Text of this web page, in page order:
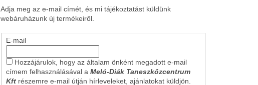
Adja meg az e-mail címét, és mi tájékoztatást küldünk
webáruházunk új termékeiről.
E-mail
Hozzájárulok, hogy az általam önként megadott e-mail
címem felhasználásával aMeló-Diák Taneszközcentrum
Kft részemre e-mail útján hírleveleket, ajánlatokat küldjön.